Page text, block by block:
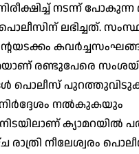
നടന്ന് പോകുന്ന
ലഭിച്ചത്.
രണ്ടുപേരെ
പൊലീസ്
നിര്‍ദ്ദേശം നല്‍കുകയും
ക്യാമറയില്‍
രാത്രി നീലേശ്വരം